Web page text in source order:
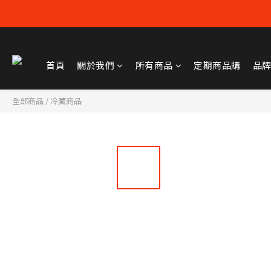
首頁 關於我們 所有商品 定期商品購 品
全部商品 / 冷藏商品